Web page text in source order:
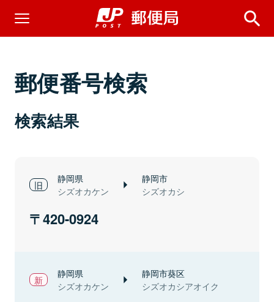
郵便番号検索
検索結果
静岡県
シズオカケン
静岡市
シズオカシ
420-0924
静岡県
シズオカケン
静岡市葵区
シズオカシアオイク